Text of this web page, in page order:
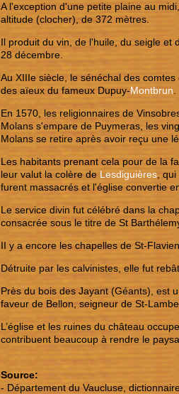
A l'exception d'une petite plaine au
altitude (clocher), de 372 mètres.
Il produit du vin, de l'huile, du seigle et
28 décembre.
Au XIIIe siècle, le sénéchal des
des aïeux du fameux Dupuy-Montbrun
En 1570, les religionnaires de
Molans s'empare de Puymeras, les
Molans se retire après avoir reçu une
Les habitants prenant cela pour de la
leur valut la colère de Lesdiguières ,
furent massacrés et l'église convertie
Le service divin fut célébré dans la
consacrée sous le titre de St
II y a encore les chapelles de St-
Détruite par les calvinistes, elle fut
Près du bois des Jayant (Géants), est
faveur de Bellon, seigneur de St-
L’église et les ruines du château
contribuent beaucoup à rendre le
Source:
- Département du Vaucluse,